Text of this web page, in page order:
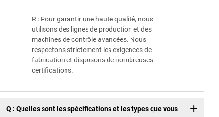
R : Pour garantir une haute qualité, nous
utilisons des lignes de production et des
machines de contrôle avancées. Nous
respectons strictement les exigences de
fabrication et disposons de nombreuses
certifications.
Q : Quelles sont les spécifications et les types que vous